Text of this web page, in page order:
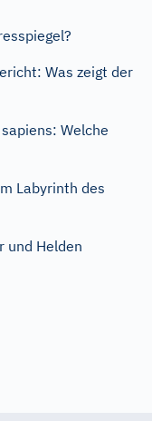
Was zeigt der
Welche
Labyrinth des
und Helden